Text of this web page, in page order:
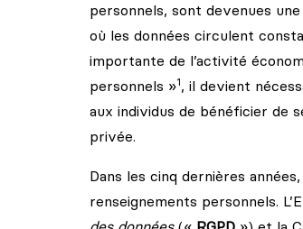
personnels, sont devenues
où les données circulent
importante de l’activité
personnels »1, il devient
aux individus de bénéficier de
privée.
Dans les cinq dernières
renseignements personnels.